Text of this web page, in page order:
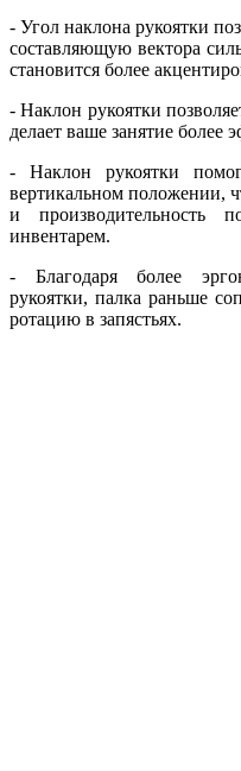
- Угол наклона рукоятки
составляющую вектора
становится более
- Наклон рукоятки
делает ваше занятие более
- Наклон рукоятки
вертикальном положении,
и производительность
инвентарем.
- Благодаря более
рукоятки, палка раньше
ротацию в запястьях.